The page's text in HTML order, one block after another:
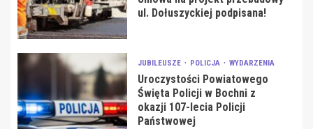
ul. Dołuszyckiej podpisana!
JUBILEUSZE POLICJA WYDARZENIA
Uroczystości Powiatowego
Święta Policji w Bochni z
okazji 107-lecia Policji
Państwowej